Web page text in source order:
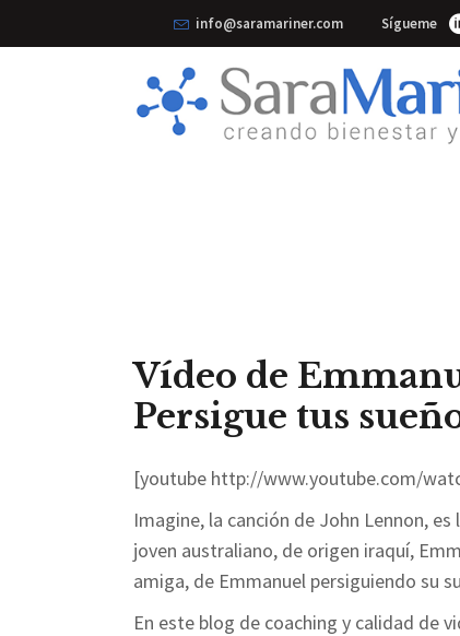
info@saramariner.com Sígueme
Vídeo de
Persigue tus
[youtube http://www.youtube.com/
Imagine, la canción de John Lennon,
joven australiano, de origen iraquí,
amiga, de Emmanuel persiguiendo su
En este blog de coaching y calidad de